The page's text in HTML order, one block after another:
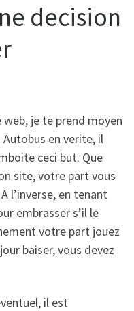
decision
je te prend moyen
en verite, il
ceci but. Que
site, votre part vous
l’inverse, en tenant
embrasser s’il le
votre part jouez
baiser, vous devez
il est